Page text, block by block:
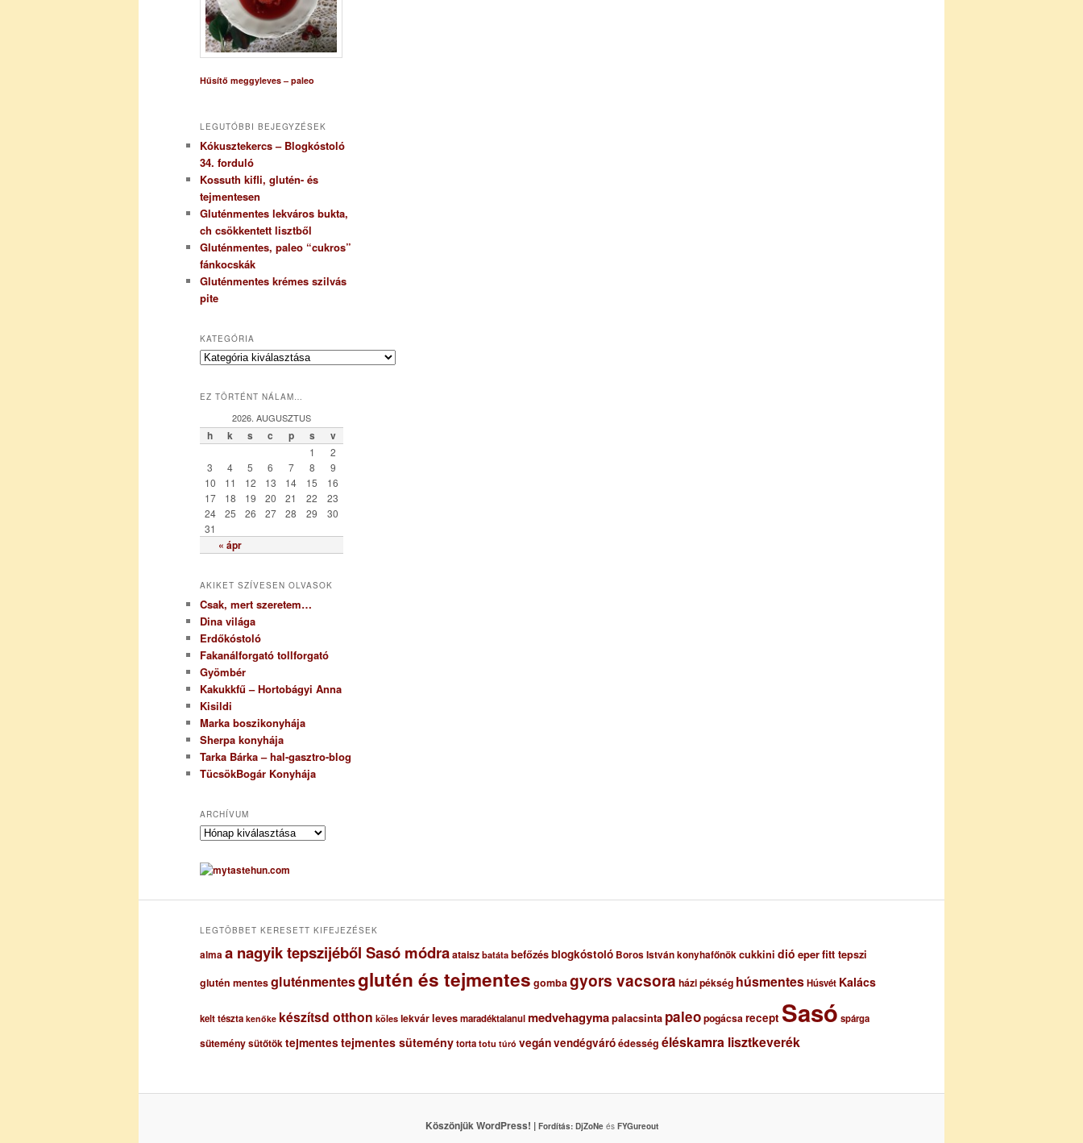
Hűsítő meggyleves – paleo
LEGUTÓBBI BEJEGYZÉSEK
Kókusztekercs – Blogkóstoló
34. forduló
Kossuth kifli, glutén- és
tejmentesen
Gluténmentes lekváros bukta,
ch csökkentett lisztből
Gluténmentes, paleo “cukros”
fánkocskák
Gluténmentes krémes szilvás
pite
KATEGÓRIA
K
e
r
EZ TÖRTÉNT NÁLAM…
2026. AUGUSZTUS
h k s c p s v
« ápr
1
2
3
4 5 6 7 8
9
10
11 12 13 14 15
16
17
18 19 20 21 22
23
24
25 26 27 28 29
30
31
AKIKET SZÍVESEN OLVASOK
Csak, mert szeretem…
Dina világa
Erdőkóstoló
Fakanálforgató tollforgató
Gyömbér
Kakukkfű – Hortobágyi Anna
Kisildi
Marka boszikonyhája
Sherpa konyhája
Tarka Bárka – hal-gasztro-blog
TücsökBogár Konyhája
ARCHÍVUM
A
c
h
uLEGTÖBBET KERESETT KIFEJEZÉSEK
almaa nagyik tepszijéből Sasó módraataisz batáta befőzésblogkóstoló Boros István konyhafőnökcukkini dió eperfitt tepszi
glutén mentesgluténmentesglutén és tejmentes gombagyors vacsora házi pékség húsmentesHúsvét Kalács
kelt tészta kenőke készítsd otthon köles lekvárlevesmaradéktalanulmedvehagymapalacsinta paleopogácsarecept Sasó spárga
süteménysütőtöktejmentestejmentes süteménytorta totu túró vegánvendégváróédesség éléskamra lisztkeverék
Köszönjük WordPress! | Fordítás: DjZoNeés FYGureout